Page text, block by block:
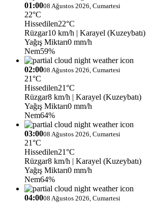
01:0008 Ağustos 2026, Cumartesi
22°C
Hissedilen22°C
Rüzgar10 km/h | Karayel (Kuzeybatı)
Yağış Miktarı0 mm/h
Nem59%
02:0008 Ağustos 2026, Cumartesi
21°C
Hissedilen21°C
Rüzgar8 km/h | Karayel (Kuzeybatı)
Yağış Miktarı0 mm/h
Nem64%
03:0008 Ağustos 2026, Cumartesi
21°C
Hissedilen21°C
Rüzgar8 km/h | Karayel (Kuzeybatı)
Yağış Miktarı0 mm/h
Nem64%
04:0008 Ağustos 2026, Cumartesi